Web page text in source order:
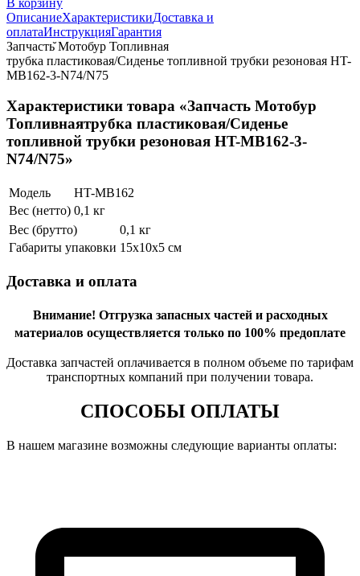
ОписаниеХарактеристикиДоставка и
оплатаИнструкцияГарантия
Запчасть̆ Мотобур Топливная
трубка пластиковая/Сиденье топливной трубки резоновая HT-
MB162-3-N74/N75
Характеристики товара «Запчасть Мотобур
Топливнаятрубка пластиковая/Сиденье
топливной трубки резоновая HT-MB162-3-
N74/N75»
Модель
HT-MB162
Вес (нетто) 0,1 кг
Вес (брутто)
0,1 кг
Габариты упаковки 15х10х5 см
Доставка и оплата
Внимание! Отгрузка запасных частей и расходных
материалов осуществляется только по 100% предоплате
Доставка запчастей оплачивается в полном объеме по тарифам
транспортных компаний при получении товара.
СПОСОБЫ ОПЛАТЫ
В нашем магазине возможны следующие варианты оплаты: